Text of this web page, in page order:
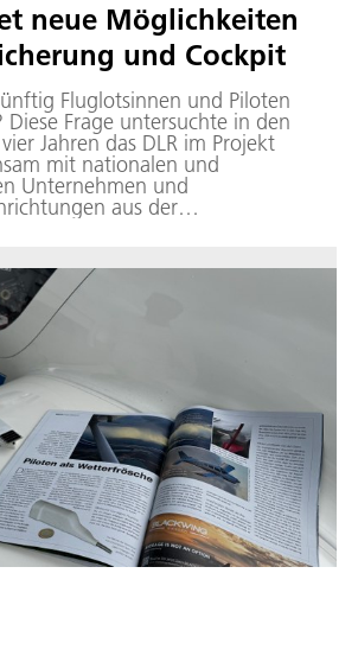
neue Möglichkeiten
und Cockpit
Fluglotsinnen und Piloten
Frage untersuchte in den
Jahren das DLR im Projekt
mit nationalen und
Unternehmen und
aus der
entwickelt.